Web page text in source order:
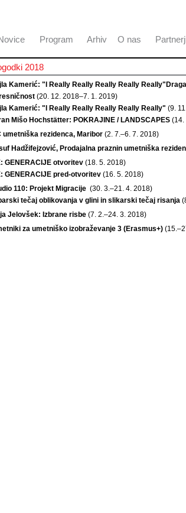
Program Arhiv O nas
2018
Kamerić: "I Really Really Really Really Really"
(20. 12. 2018–7. 1. 2019)
Kamerić: "I Really Really Really Really Really" (9.
Mišo Hochstätter: POKRAJINE / LANDSCAPES (14.
umetniška rezidenca, Maribor (2. 7.–6. 7. 2018)
Hadžifejzović, Prodajalna praznin umetniška
GENERACIJE otvoritev (18. 5. 2018)
GENERACIJE pred-otvoritev (16. 5. 2018)
110: Projekt Migracije (30. 3.–21. 4. 2018)
tečaj oblikovanja v glini in slikarski tečaj risanja
Jelovšek: Izbrane risbe (7. 2.–24. 3. 2018)
za umetniško izobraževanje 3 (Erasmus+)